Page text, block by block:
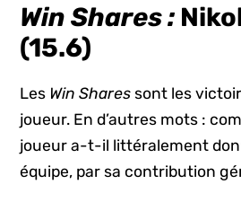
Win Shares :
(15.6)
Les Win Sharessont les
joueur. En d’autres mots :
joueur a-t-il littéralement
équipe, par sa contribution